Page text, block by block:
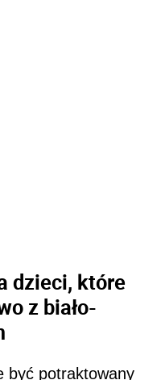
dzieci, które
z biało-
być potraktowany